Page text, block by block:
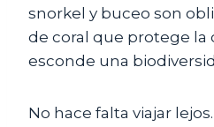
snorkel y buceo son
de coral que protege la
esconde una
No hace falta viajar